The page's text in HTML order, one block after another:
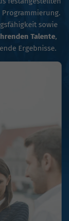
Programmierung.
sowie
Talente,
Ergebnisse.